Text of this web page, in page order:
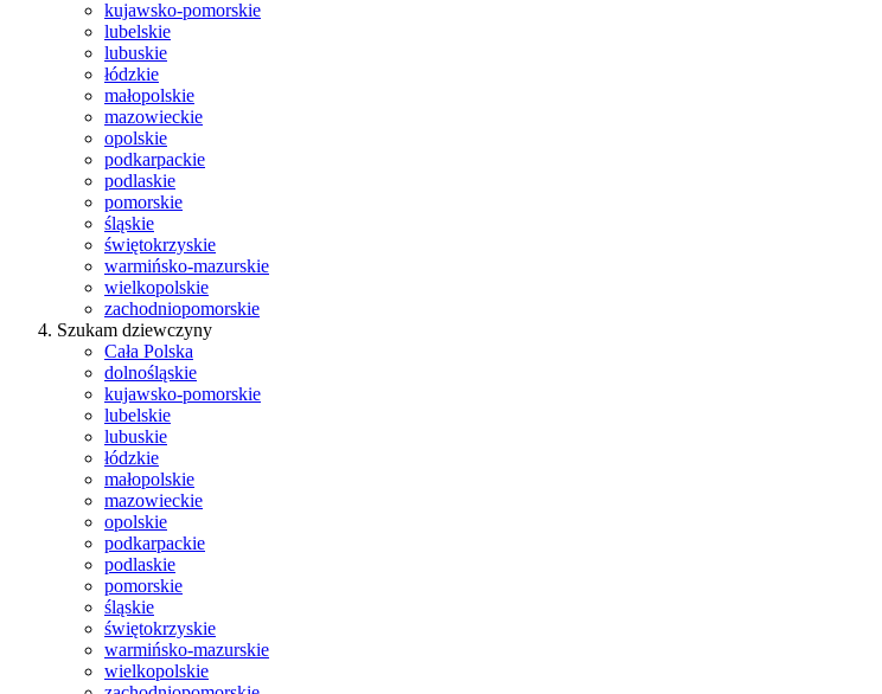
kujawsko-pomorskie
lubelskie
lubuskie
łódzkie
małopolskie
mazowieckie
opolskie
podkarpackie
podlaskie
pomorskie
śląskie
świętokrzyskie
warmińsko-mazurskie
wielkopolskie
zachodniopomorskie
Szukam dziewczyny
Cała Polska
dolnośląskie
kujawsko-pomorskie
lubelskie
lubuskie
łódzkie
małopolskie
mazowieckie
opolskie
podkarpackie
podlaskie
pomorskie
śląskie
świętokrzyskie
warmińsko-mazurskie
wielkopolskie